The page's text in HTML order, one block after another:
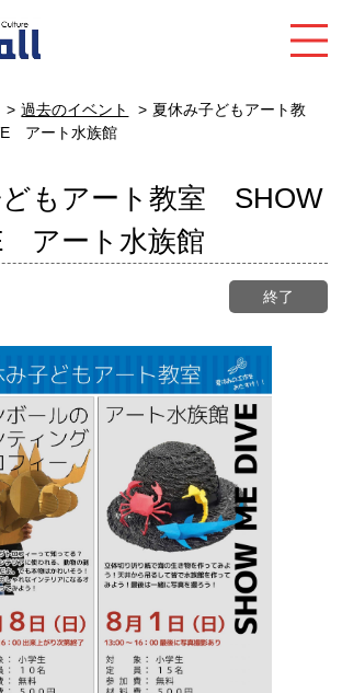
過去のイベント
夏休み子どもアート教
アート水族館
どもアート教室 SHOW
アート水族館
終了